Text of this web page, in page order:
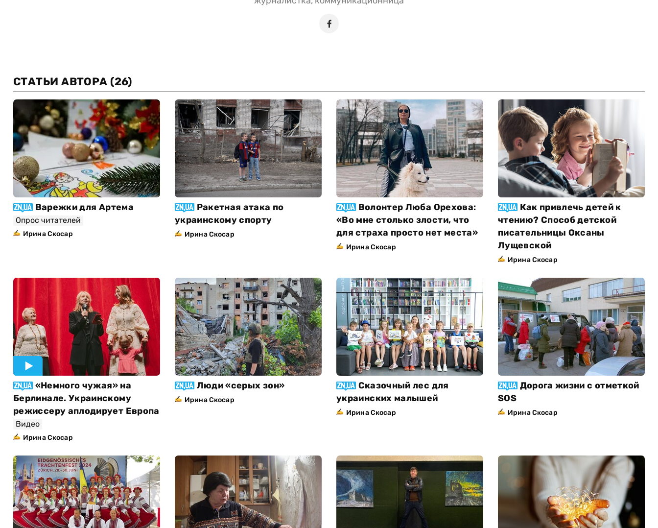
СТАТЬИ АВТОРА (26)
Варежки для Артема
Опрос читателей
Ирина Скосар
Ракетная атака по
украинскому спорту
Ирина Скосар
Волонтер Люба Орехова:
«Во мне столько злости, что
для страха просто нет места»
Ирина Скосар
Как привлечь детей к
чтению? Способ детской
писательницы Оксаны
Лущевской
Ирина Скосар
«Немного чужая» на
Берлинале. Украинскому
режиссеру аплодирует Европа
Видео
Ирина Скосар
Люди «серых зон»
Ирина Скосар
Сказочный лес для
украинских малышей
Ирина Скосар
Дорога жизни с отметкой
SOS
Ирина Скосар